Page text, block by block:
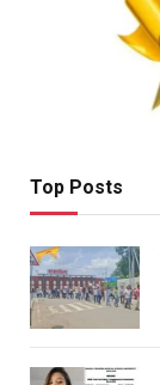
Top Posts